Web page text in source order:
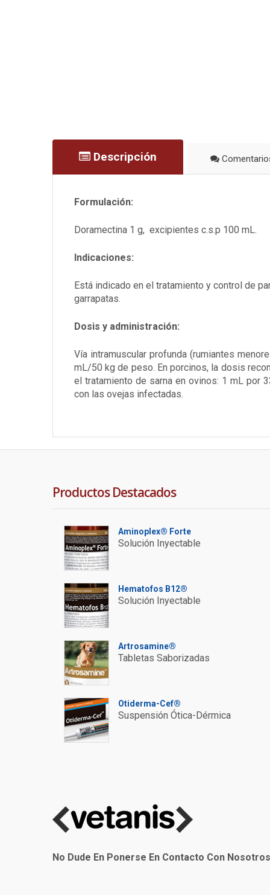
Descripción
Formulación:
Doramectina 1 g, excipientes c.s.p 100 mL.
Indicaciones:
Está indicado en el tratamiento y control de
garrapatas.
Dosis y administración:
Vía intramuscular profunda (rumiantes
mL/50 kg de peso. En porcinos, la dosis
el tratamiento de sarna en ovinos: 1 mL por
con las ovejas infectadas.
Productos Destacados
Aminoplex® Forte
Solución Inyectable
Hematofos B12®
Solución Inyectable
Artrosamine®
Tabletas Saborizadas
Otiderma-Cef®
Suspensión Ótica-Dérmica
No Dude En Ponerse En Contacto Con